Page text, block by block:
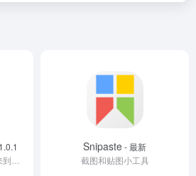
你来了，你的好奇心驱使你来到了这里。这里是《迷室》
Snipaste- 最新
截图和贴图小工具